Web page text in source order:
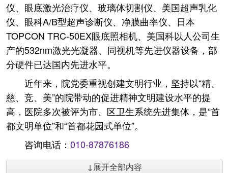
仪、眼底激光治疗仪、玻璃体切割仪、美国超声乳化
仪、眼科A/B型超声诊断仪、净膜曲率仪、日本
TOPCON TRC-50EX眼底照相机、美国科以人公司生
产的532nm激光光凝器、同视机等先进仪器设备，部
分硬件已达国内先进水平。
近年来，院党委重视创建文明行业，坚持以“精、
慈、竞、美”的院带动的促进精神文明建设水平的提
高，医院多次被评为市、区卫生系统先进集体，是“首
都文明单位”和“首都花园式单位”。
咨询电话： 010-87876186
↓展开全部内容